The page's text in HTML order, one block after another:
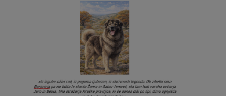
Krajevne skupnosti
Varstvo osebnih podatkov
GLASNIK Občine Divača
Lokalne volitve